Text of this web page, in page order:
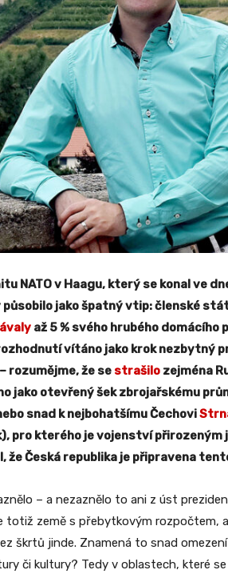
NATO v Haagu, který se konal ve
jako špatný vtip: členské
až 5 % svého hrubého
vítáno jako krok nezbytný
rozumějme, že se strašilo zejména
jako otevřený šek zbrojařskému
snad k nejbohatšímu Čechovi
pro kterého je vojenství přirozeným
že Česká republika je připravena
– a nezaznělo to ani z úst
totiž země s přebytkovým rozpočtem,
škrtů jinde. Znamená to snad
či kultury? Tedy v oblastech, které